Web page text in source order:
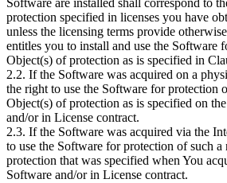
protection specified in licenses you have
unless the licensing terms provide
entitles you to install and use the Software
Object(s) of protection as is specified in
2.2. If the Software was acquired on a
the right to use the Software for protection
Object(s) of protection as is specified on
and/or in License contract.
2.3. If the Software was acquired via the
to use the Software for protection of such
protection that was specified when You
Software and/or in License contract.